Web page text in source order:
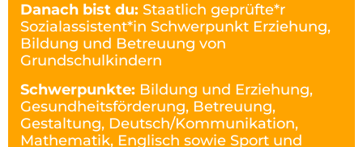
Danach bist du: Staatlich geprüfte*r
Sozialassistent*in Schwerpunkt Erziehung,
Bildung und Betreuung von
Grundschulkindern
Schwerpunkte: Bildung und Erziehung,
Gesundheitsförderung, Betreuung,
Gestaltung, Deutsch/Kommunikation,
Mathematik, Englisch sowie Sport und